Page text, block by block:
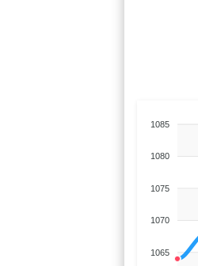
1085
1080
1075
1070
1065